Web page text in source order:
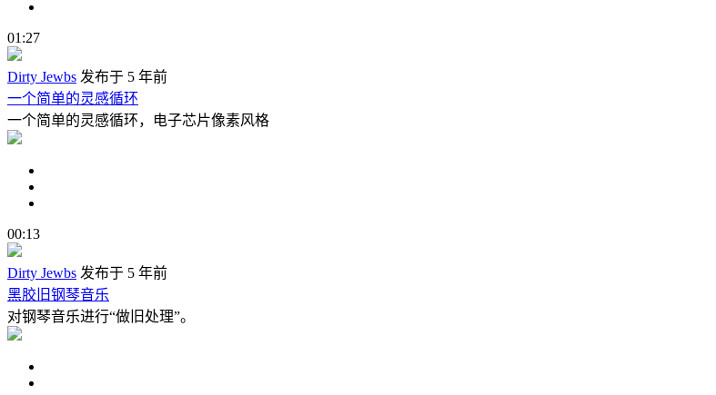
01:27
Dirty Jewbs 发布于 5 年前
一个简单的灵感循环
一个简单的灵感循环，电子芯片像素风格
00:13
Dirty Jewbs 发布于 5 年前
黑胶旧钢琴音乐
对钢琴音乐进行“做旧处理”。